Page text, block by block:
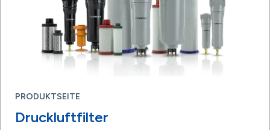
PRODUKTSEITE
Druckluftfilter